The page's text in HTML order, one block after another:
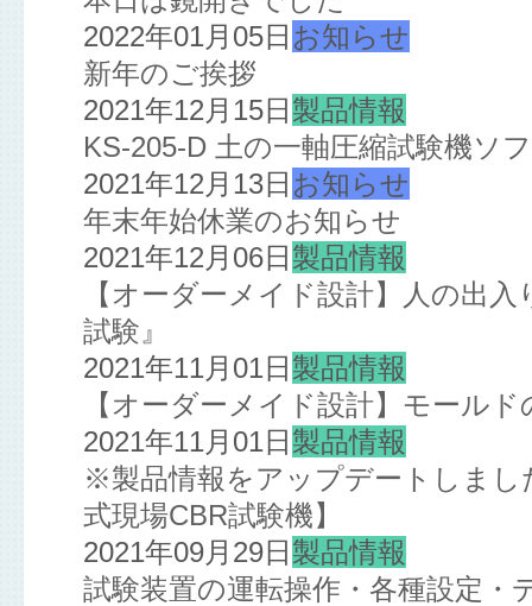
2022年01月05日 お知らせ
新年のご挨拶
2021年12月15日 製品情報
KS-205-D 土の一軸圧縮試験機ソ
2021年12月13日 お知らせ
年末年始休業のお知らせ
2021年12月06日 製品情報
【オーダーメイド設計】人の出
試験』
2021年11月01日 製品情報
【オーダーメイド設計】モール
2021年11月01日 製品情報
※製品情報をアップデートしま
式現場CBR試験機】
2021年09月29日 製品情報
試験装置の運転操作・各種設定